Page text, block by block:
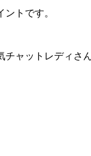
トです。
ャットレディさ